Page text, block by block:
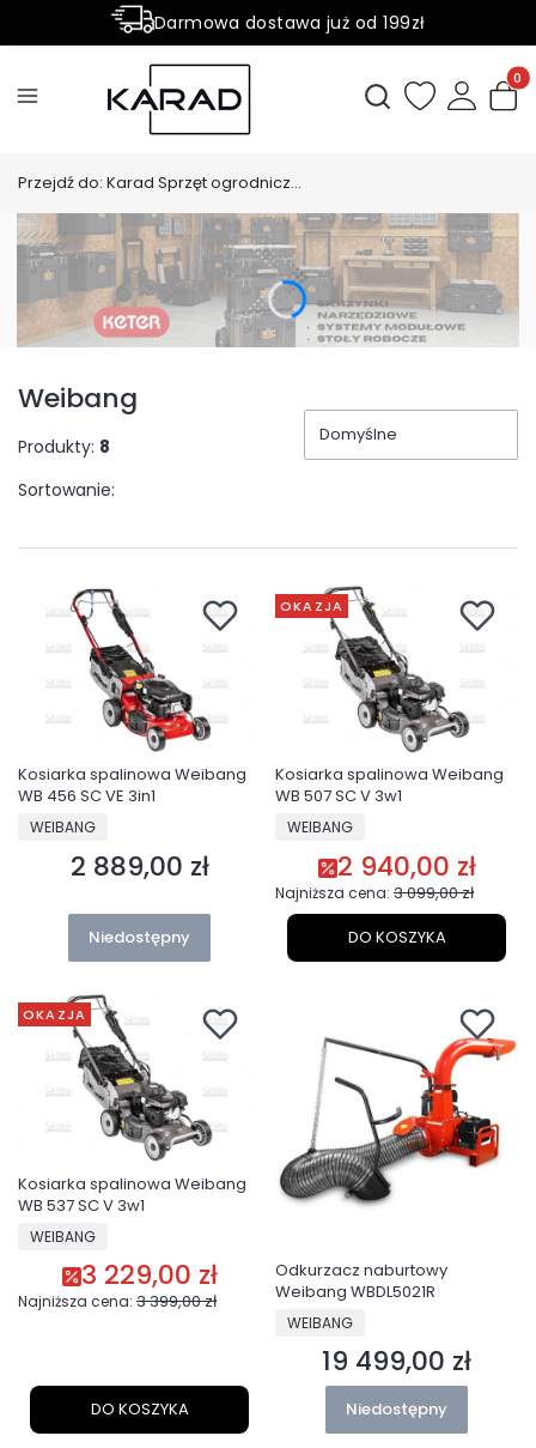
Darmowa dostawa już od 199zł
Rabaty -50% na wybrane produkty
Otwórz
Przejdź do: Karad Sprzęt ogrodniczy i leśny
Weibang
Produkty: 8
Sortowanie:
Domyślne
Kosiarka spalinowa Weibang
WB 456 SC VE 3in1
PRODUCENT
WEIBANG
Cena
2 889,00 zł
Niedostępny
OKAZJA
Kosiarka spalinowa Weibang
WB 507 SC V 3w1
PRODUCENT
WEIBANG
Cena promocyjna
2 940,00 zł
Najniższa cena: 3 099,00 zł
DO KOSZYKA
OKAZJA
Kosiarka spalinowa Weibang
WB 537 SC V 3w1
PRODUCENT
WEIBANG
Cena promocyjna
3 229,00 zł
Najniższa cena: 3 399,00 zł
DO KOSZYKA
Odkurzacz naburtowy
Weibang WBDL5021R
PRODUCENT
WEIBANG
Cena
19 499,00 zł
Niedostępny